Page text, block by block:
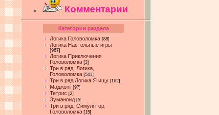
Комментарии
Категории раздела
Логика Головоломка [88]
Логика Настольные игры
[967]
Логика Приключения
Головоломка [3]
Три в ряд, Логика,
Головоломка [541]
Три в ряд Логика Я ищу [162]
Маджонг [97]
Тетрис [2]
Зуманоид [5]
Три в ряд, Симулятор,
Головоломка [15]